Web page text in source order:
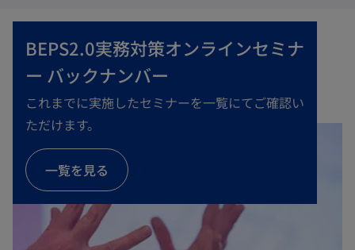
BEPS2.0実務対策オンラインセミナ
ー バックナンバー
これまでに実施したセミナーを一覧にてご確認い
ただけます。
一覧を見る